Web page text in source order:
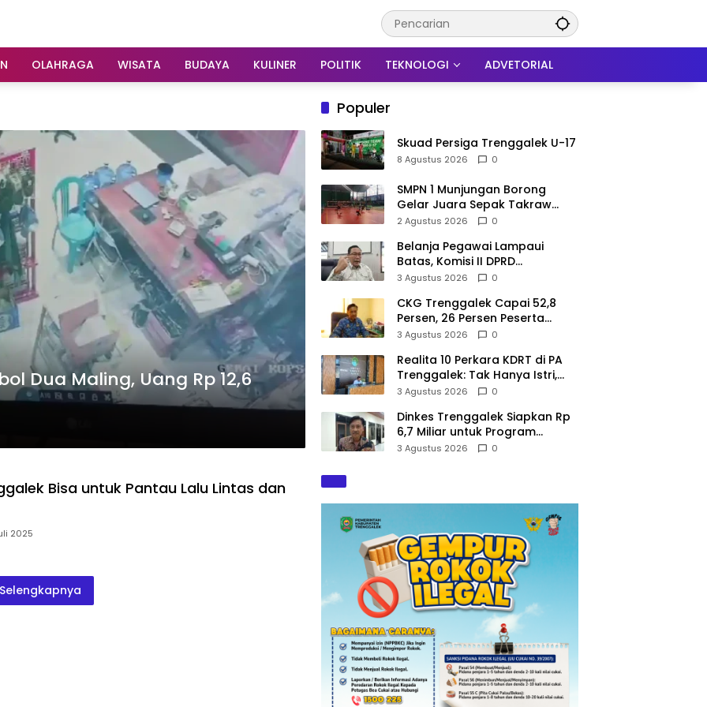
OLAHRAGA WISATA BUDAYA KULINER POLITIK TEKNOLOGI ADVETORIAL
Dua Maling, Uang Rp 12,6
Bisa untuk Pantau Lalu Lintas dan
2025
Selengkapnya
Populer
Skuad Persiga Trenggalek U-17
8 Agustus 2026 0
SMPN 1 Munjungan Borong
Gelar Juara Sepak Takraw
PHBN Trenggalek 2026, Jadi
2 Agustus 2026 0
Belanja Pegawai Lampaui
Batas, Komisi II DPRD
Trenggalek Nilai Pemda Salah
3 Agustus 2026 0
CKG Trenggalek Capai 52,8
Persen, 26 Persen Peserta
Berpotensi Alami Masalah
3 Agustus 2026 0
Realita 10 Perkara KDRT di PA
Trenggalek: Tak Hanya Istri,
Suami Juga Jadi Korban
3 Agustus 2026 0
Dinkes Trenggalek Siapkan Rp
6,7 Miliar untuk Program
Kesehatan Masyarakat di 2027
3 Agustus 2026 0